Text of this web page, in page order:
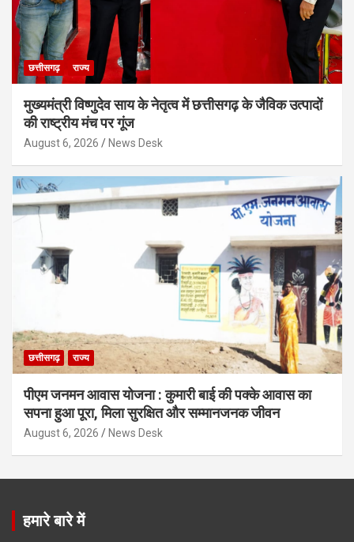
छत्तीसगढ़ राज्य
मुख्यमंत्री विष्णुदेव साय के नेतृत्व में छत्तीसगढ़ के जैविक उत्पादों
की राष्ट्रीय मंच पर गूंज
August 6, 2026 News Desk
छत्तीसगढ़ राज्य
पीएम जनमन आवास योजना : कुमारी बाई की पक्के आवास का
सपना हुआ पूरा, मिला सुरक्षित और सम्मानजनक जीवन
August 6, 2026 News Desk
हमारे बारे में